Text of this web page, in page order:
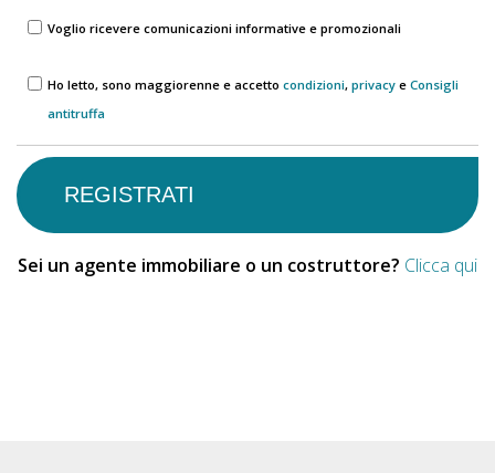
Voglio ricevere comunicazioni informative e promozionali
Ho letto, sono maggiorenne e accetto condizioni, privacy e Consigli
antitruffa
Sei un agente immobiliare o un costruttore? Clicca qui